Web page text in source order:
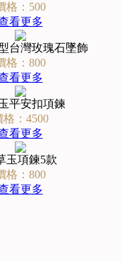
格：500
看更多
台灣玫瑰石墜飾
格：800
看更多
平安扣項鍊
格：4500
看更多
玉項鍊5款
格：800
看更多